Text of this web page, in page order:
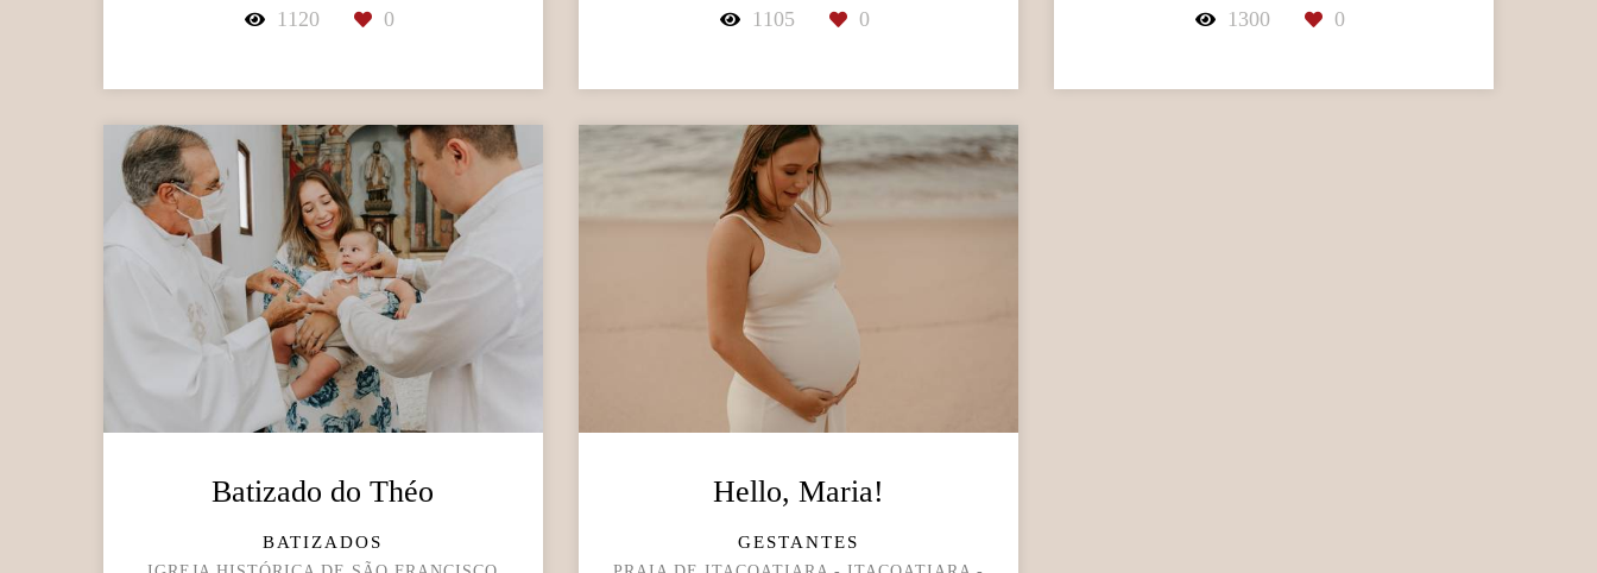
1120 0 1105 0 1300 0
Batizado do Théo
BATIZADOS
Hello, Maria!
GESTANTES